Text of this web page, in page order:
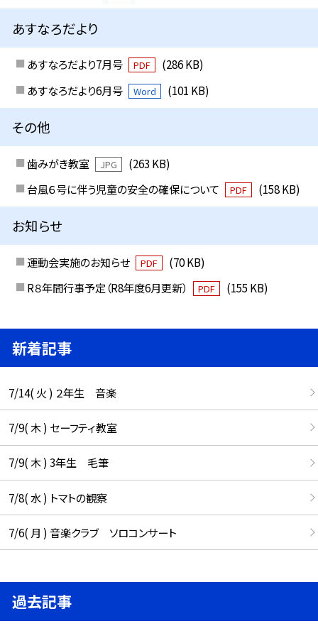
あすなろだより
あすなろだより7月号 PDF
(286 KB)
あすなろだより6月号
Word (101 KB)
その他
歯みがき教室 JPG
(263 KB)
台風６号に伴う児童の安全の確保について
PDF (158 KB)
お知らせ
運動会実施のお知らせ PDF
(70 KB)
R８年間行事予定（R8年度6月更新）
PDF (155 KB)
新着記事
7/14( 火 ) ２年生 音楽
7/9( 木 ) セーフティ教室
7/9( 木 ) 3年生 毛筆
7/8( 水 ) トマトの観察
7/6( 月 ) 音楽クラブ ソロコンサート
過去記事